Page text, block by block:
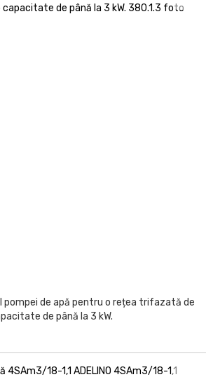
de apă pentru o rețea trifazată de
de până la 3 kW.